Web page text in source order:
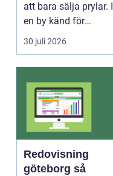
att bara sälja prylar. I
en by känd för
längdskidåkn...
30 juli 2026
Redovisning
göteborg så